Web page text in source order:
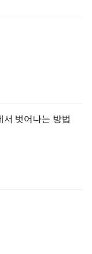
서 벗어나는 방법